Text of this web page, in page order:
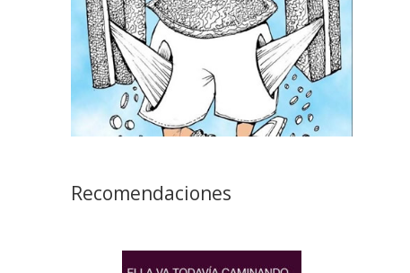
Recomendaciones